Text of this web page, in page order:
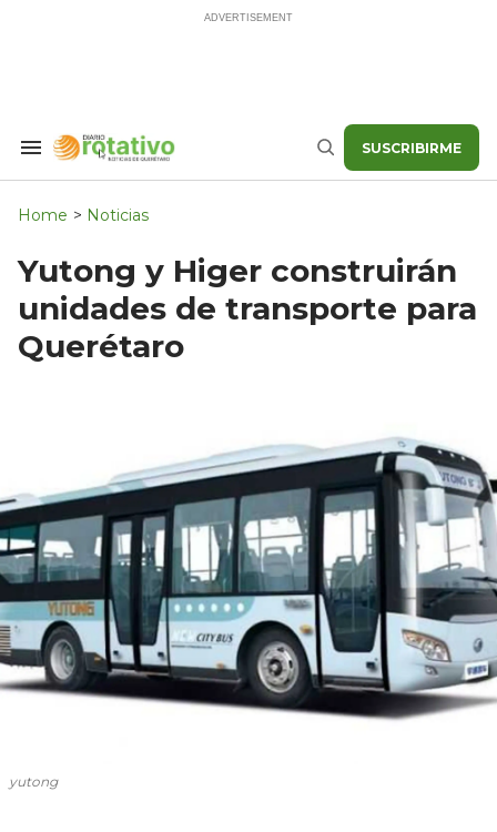
Search
Navigation
Buscar SUSCRIBIRME
Home > Noticias
Yutong y Higer construirán
unidades de transporte para
Querétaro
yutong